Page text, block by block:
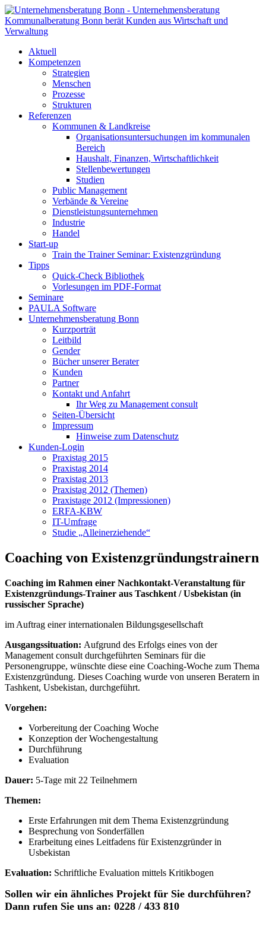
Aktuell
Kompetenzen
Strategien
Menschen
Prozesse
Strukturen
Referenzen
Kommunen & Landkreise
Organisationsuntersuchungen im kommunalen
Bereich
Haushalt, Finanzen, Wirtschaftlichkeit
Stellenbewertungen
Studien
Public Management
Verbände & Vereine
Dienstleistungsunternehmen
Industrie
Handel
Start-up
Train the Trainer Seminar: Existenzgründung
Tipps
Quick-Check Bibliothek
Vorlesungen im PDF-Format
Seminare
PAULA Software
Unternehmensberatung Bonn
Kurzporträt
Leitbild
Gender
Bücher unserer Berater
Kunden
Partner
Kontakt und Anfahrt
Ihr Weg zu Management consult
Seiten-Übersicht
Impressum
Hinweise zum Datenschutz
Kunden-Login
Praxistag 2015
Praxistag 2014
Praxistag 2013
Praxistag 2012 (Themen)
Praxistage 2012 (Impressionen)
ERFA-KBW
IT-Umfrage
Studie „Alleinerziehende“
Coaching von Existenzgründungstrainern
Coaching im Rahmen einer Nachkontakt-Veranstaltung für
Existenzgründungs-Trainer aus Taschkent / Usbekistan (in
russischer Sprache)
im Auftrag einer internationalen Bildungsgesellschaft
Ausgangssituation: Aufgrund des Erfolgs eines von der
Management consult durchgeführten Seminars für die
Personengruppe, wünschte diese eine Coaching-Woche zum Thema
Existenzgründung. Dieses Coaching wurde von unseren Beratern in
Tashkent, Usbekistan, durchgeführt.
Vorgehen:
Vorbereitung der Coaching Woche
Konzeption der Wochengestaltung
Durchführung
Evaluation
Dauer: 5-Tage mit 22 Teilnehmern
Themen:
Erste Erfahrungen mit dem Thema Existenzgründung
Besprechung von Sonderfällen
Erarbeitung eines Leitfadens für Existenzgründer in
Usbekistan
Evaluation: Schriftliche Evaluation mittels Kritikbogen
Sollen wir ein ähnliches Projekt für Sie durchführen?
Dann rufen Sie uns an: 0228 / 433 810